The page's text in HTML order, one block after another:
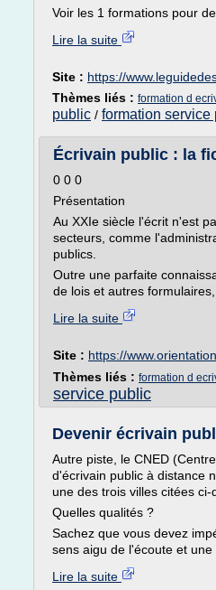
Voir les 1 formations pour
Lire la suite
Site : https://
Thèmes liés : formation d
public / formation service
Écrivain public : la
0 0 0
Présentation
Au XXIe siècle l'écrit n'est
secteurs, comme
publics.
Outre une parfaite
de lois et autres
Lire la suite
Site : https://
Thèmes liés : formation d
service public
Devenir écrivain
Autre piste, le CNED
d'écrivain public à distance
une des trois villes citées ci-
Quelles qualités ?
Sachez que vous devez
sens aigu de l'écoute et une
Lire la suite